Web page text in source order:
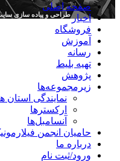
طراحی و پیاده سازی
صفحه اصلی
اخبار
فروشگاه
آموزش
رسانه
تهیه بلیط
پژوهش
زیرمجموعه‌ها
نمایندگی استان
ارکسترها
آنسامبل‌ها
حامیان انجمن
درباره ما
ورود/ثبت نام